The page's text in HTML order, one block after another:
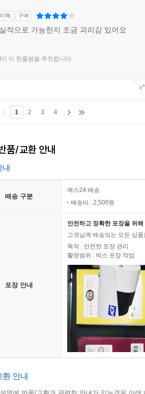
책 구매
적으로 가능한지 조금 괴리감 있어요
이 이 한줄평을 추천합니다.
1 2 3 4
품/교환 안내
내
배송 구분
예스24 배송
배송비 : 2,500원
포장 안내
안전하고 정확한 포장을 위
고객님께 배송되는 모든 상
목적 : 안전한 포장 관리
촬영범위 : 박스 포장 작업
환 안내